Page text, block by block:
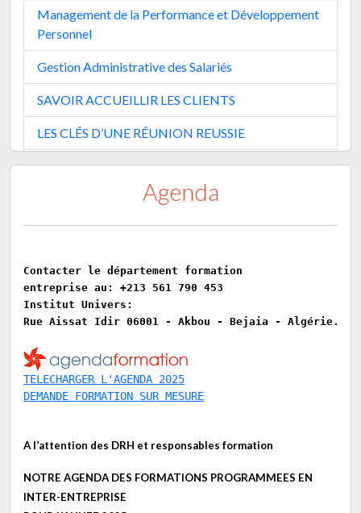
Management de la Performance et Développement
Personnel
Gestion Administrative des Salariés
SAVOIR ACCUEILLIR LES CLIENTS
LES CLÉS D’UNE RÉUNION REUSSIE
GESTION DU TEMPS ET MAITRISE DU STRESS
ASSISTER SON MANAGER
LES RISQUES BIOLOGIQUES
LA NORME ISO 50001 Système de management de
l'énergie
LA FONCTION HSE
ISO 31000 : Management du risque
Agenda
Contacter le département formation
entreprise au: +213 561 790 453
Institut Univers:
Rue Aissat Idir 06001 - Akbou - Bejaia - Algérie.
TELECHARGER L'AGENDA 2025
DEMANDE FORMATION SUR MESURE
A l’attention des DRH et responsables formation
NOTRE AGENDA DES FORMATIONS PROGRAMMEES EN
INTER-ENTREPRISE